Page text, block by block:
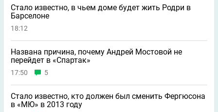
Стало известно, в чьем доме будет жить Родри в
Барселоне
18:12
Названа причина, почему Андрей Мостовой не
перейдет в «Спартак»
17:50 5
Стало известно, кто должен был сменить Фергюсона
в «МЮ» в 2013 году